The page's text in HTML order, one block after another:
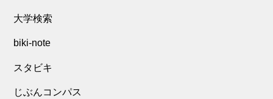
大学検索
biki-note
スタビキ
じぶんコンパス